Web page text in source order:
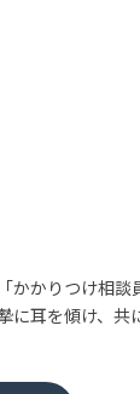
かかりつけ相談
に耳を傾け、共